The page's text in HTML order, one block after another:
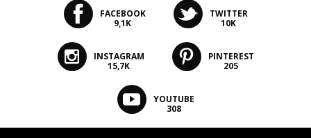
FACEBOOK
9,1K
TWITTER
10K
INSTAGRAM
15,7K
PINTEREST
205
YOUTUBE
308